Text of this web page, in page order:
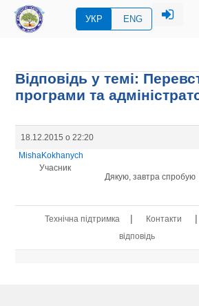
УКР ENG
Відповідь у темі:
програми та
18.12.2015 о 22:20
MishaKokhanych
Учасник
Дякую, завтра спробую
Технічна підтримка | Контакти |
відповідь